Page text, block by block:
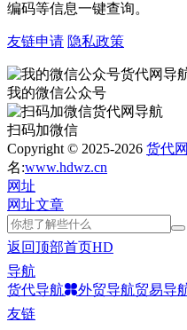
编码等信息一键查询。
友链申请 隐私政策
我的微信公众号
扫码加微信
Copyright © 2025-2026 货代
名:www.hdwz.cn
网址
网址文章
返回顶部首页HD
导航
货代导航
外贸导航贸易导
友链